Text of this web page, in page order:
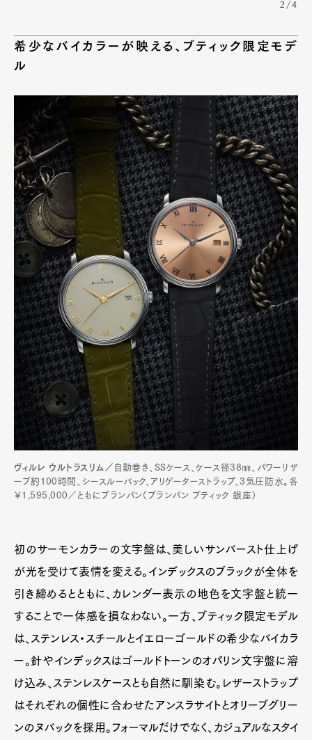
2/4
希少なバイカラーが映える、ブティック限定モデ
ル
ヴィルレ ウルトラスリム／ 自動巻き、SSケース、ケース径38㎜、パワーリザ
ーブ約100時間、シースルーバック、アリゲーターストラップ、3気圧防水。各
￥1,595,000／ともにブランパン（ブランパン ブティック 銀座）
初のサーモンカラーの文字盤は、美しいサンバースト仕上げ
が光を受けて表情を変える。インデックスのブラックが全体を
引き締めるとともに、カレンダー表示の地色を文字盤と統一
することで一体感を損なわない。一方、ブティック限定モデル
は、ステンレス・スチールとイエローゴールドの希少なバイカラ
ー。針やインデックスはゴールドトーンのオパリン文字盤に溶
け込み、ステンレスケースとも自然に馴染む。レザーストラップ
はそれぞれの個性に合わせたアンスラサイトとオリーブグリー
ンのヌバックを採用。フォーマルだけでなく、カジュアルなスタイ